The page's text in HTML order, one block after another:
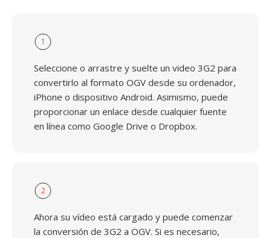
1
Seleccione o arrastre y suelte un video 3G2 para
convertirlo al formato OGV desde su ordenador,
iPhone o dispositivo Android. Asimismo, puede
proporcionar un enlace desde cualquier fuente
en línea como Google Drive o Dropbox.
2
Ahora su vídeo está cargado y puede comenzar
la conversión de 3G2 a OGV. Si es necesario,